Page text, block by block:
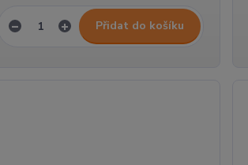
Přidat do košíku